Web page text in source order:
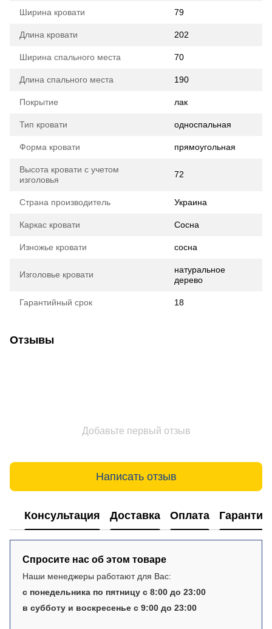
Ширина кровати 79
Длина кровати 202
Ширина спального места 70
Длина спального места 190
Покрытие лак
Тип кровати односпальная
Форма кровати прямоугольная
Высота кровати с учетом
изголовья
72
Страна производитель Украина
Каркас кровати Сосна
Изножье кровати сосна
Изголовье кровати
натуральное
дерево
Гарантийный срок 18
Отзывы
Добавьте первый отзыв
Написать отзыв
Консультация Доставка Оплата Гарантия
Спросите нас об этом товаре
Наши менеджеры работают для Вас:
с понедельника по пятницу с 8:00 до 23:00
в субботу и воскресенье с 9:00 до 23:00